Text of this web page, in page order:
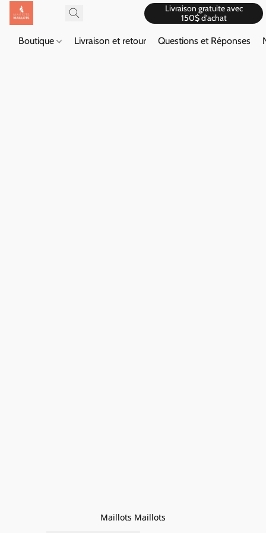
Livraison gratuite avec
150$ d'achat
Boutique Livraison et retour Questions et Réponses
Maillots Maillots